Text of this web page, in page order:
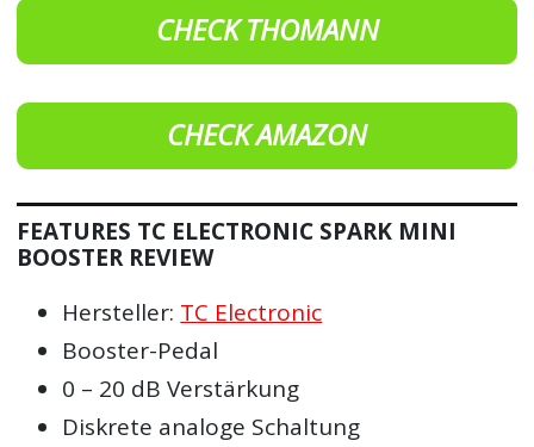
CHECK THOMANN
CHECK AMAZON
FEATURES TC ELECTRONIC SPARK MINI
BOOSTER REVIEW
Hersteller: TC Electronic
Booster-Pedal
0 – 20 dB Verstärkung
Diskrete analoge Schaltung